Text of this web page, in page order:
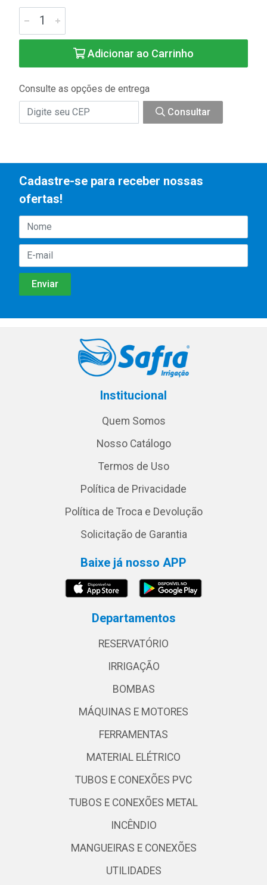
Adicionar ao Carrinho
Consulte as opções de entrega
Consultar
Cadastre-se para receber nossas
ofertas!
Institucional
Quem Somos
Nosso Catálogo
Termos de Uso
Política de Privacidade
Política de Troca e Devolução
Solicitação de Garantia
Baixe já nosso APP
Departamentos
RESERVATÓRIO
IRRIGAÇÃO
BOMBAS
MÁQUINAS E MOTORES
FERRAMENTAS
MATERIAL ELÉTRICO
TUBOS E CONEXÕES PVC
TUBOS E CONEXÕES METAL
INCÊNDIO
MANGUEIRAS E CONEXÕES
UTILIDADES